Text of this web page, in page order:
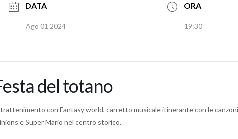
DATA
Ago 01 2024
ORA
19:30
del totano
con Fantasy world, carretto musicale itinerante con le
e Super Mario nel centro storico.